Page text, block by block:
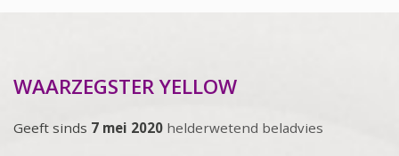
WAARZEGSTER YELLOW
Geeft sinds 7 mei 2020 helderwetend beladvies